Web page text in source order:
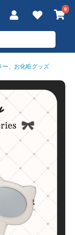
0
ー、お化粧グッズ